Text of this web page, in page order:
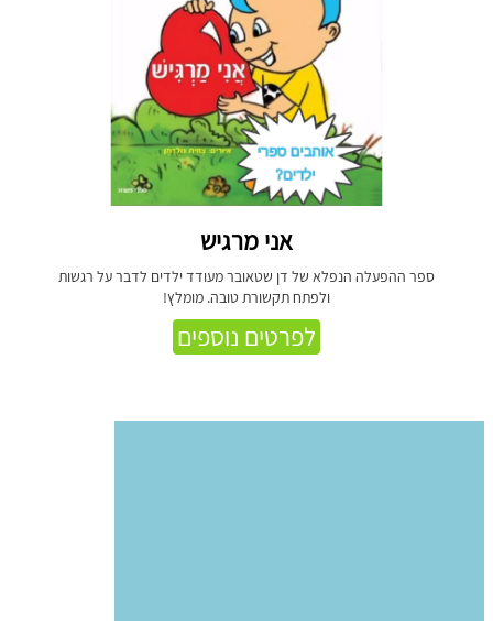
אני מרגיש
ספר ההפעלה הנפלא של דן שטאובר מעודד ילדים לדבר על רגשות
ולפתח תקשורת טובה. מומלץ!
לפרטים נוספים